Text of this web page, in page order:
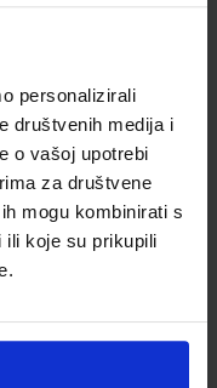
personalizirali
društvenih medija i
o vašoj upotrebi
za društvene
mogu kombinirati s
ili koje su prikupili
BILJEŽNICA
JEZIK PP